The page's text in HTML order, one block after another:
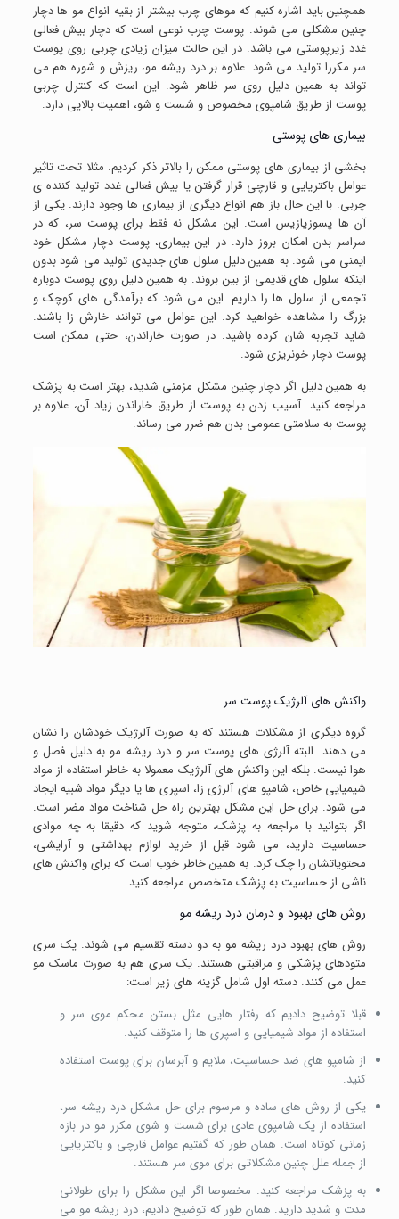
همچنین باید اشاره کنیم که موهای چرب بیشتر از بقیه انواع مو ها دچار
چنین مشکلی می شوند. پوست چرب نوعی است که دچار بیش فعالی
غدد زیرپوستی می باشد. در این حالت میزان زیادی چربی روی پوست
سر مکررا تولید می شود. علاوه بر درد ریشه مو، ریزش و شوره هم می
تواند به همین دلیل روی سر ظاهر شود. این است که کنترل چربی
پوست از طریق شامپوی مخصوص و شست و شو، اهمیت بالایی دارد.
بیماری های پوستی
بخشی از بیماری های پوستی ممکن را بالاتر ذکر کردیم. مثلا تحت تاثیر
عوامل باکتریایی و قارچی قرار گرفتن یا بیش فعالی غدد تولید کننده ی
چربی. با این حال باز هم انواع دیگری از بیماری ها وجود دارند. یکی از
آن ها پسوزیازیس است. این مشکل نه فقط برای پوست سر، که در
سراسر بدن امکان بروز دارد. در این بیماری، پوست دچار مشکل خود
ایمنی می شود. به همین دلیل سلول های جدیدی تولید می شود بدون
اینکه سلول های قدیمی از بین بروند. به همین دلیل روی پوست دوباره
تجمعی از سلول ها را داریم. این می شود که برآمدگی های کوچک و
بزرگ را مشاهده خواهید کرد. این عوامل می توانند خارش زا باشند.
شاید تجربه شان کرده باشید. در صورت خاراندن، حتی ممکن است
پوست دچار خونریزی شود.
به همین دلیل اگر دچار چنین مشکل مزمنی شدید، بهتر است به پزشک
مراجعه کنید. آسیب زدن به پوست از طریق خاراندن زیاد آن، علاوه بر
پوست به سلامتی عمومی بدن هم ضرر می رساند.
واکنش های آلرژیک پوست سر
گروه دیگری از مشکلات هستند که به صورت آلرژیک خودشان را نشان
می دهند. البته آلرژی های پوست سر و درد ریشه مو به دلیل فصل و
هوا نیست. بلکه این واکنش های آلرژیک معمولا به خاطر استفاده از مواد
شیمیایی خاص، شامپو های آلرژی زا، اسپری ها یا دیگر مواد شبیه ایجاد
می شود. برای حل این مشکل بهترین راه حل شناخت مواد مضر است.
اگر بتوانید با مراجعه به پزشک، متوجه شوید که دقیقا به چه موادی
حساسیت دارید، می شود قبل از خرید لوازم بهداشتی و آرایشی،
محتویاتشان را چک کرد. به همین خاطر خوب است که برای واکنش های
ناشی از حساسیت به پزشک متخصص مراجعه کنید.
روش های بهبود و درمان درد ریشه مو
روش های بهبود درد ریشه مو به دو دسته تقسیم می شوند. یک سری
متودهای پزشکی و مراقبتی هستند. یک سری هم به صورت ماسک مو
عمل می کنند. دسته اول شامل گزینه های زیر است:
قبلا توضیح دادیم که رفتار هایی مثل بستن محکم موی سر و
استفاده از مواد شیمیایی و اسپری ها را متوقف کنید.
از شامپو های ضد حساسیت، ملایم و آبرسان برای پوست استفاده
کنید.
یکی از روش های ساده و مرسوم برای حل مشکل درد ریشه سر،
استفاده از یک شامپوی عادی برای شست و شوی مکرر مو در بازه
زمانی کوتاه است. همان طور که گفتیم عوامل قارچی و باکتریایی
از جمله علل چنین مشکلاتی برای موی سر هستند.
به پزشک مراجعه کنید. مخصوصا اگر این مشکل را برای طولانی
مدت و شدید دارید. همان طور که توضیح دادیم، درد ریشه مو می